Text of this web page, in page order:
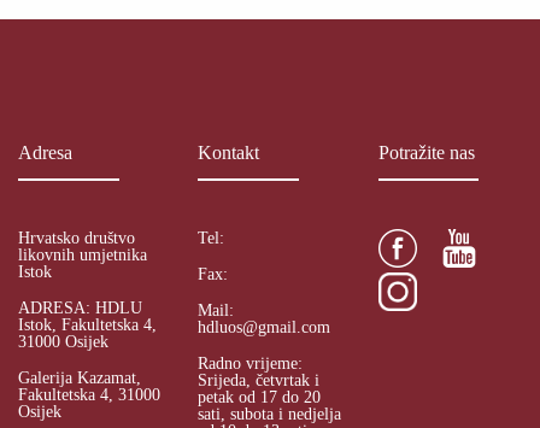
Adresa
Hrvatsko društvo
likovnih umjetnika
Istok
ADRESA: HDLU
Istok, Fakultetska 4,
31000 Osijek
Galerija Kazamat,
Fakultetska 4, 31000
Osijek
Kontakt
Tel:
Fax:
Mail:
hdluos@gmail.com
Radno vrijeme:
Srijeda, četvrtak i
petak od 17 do 20
sati, subota i nedjelja
Potražite nas